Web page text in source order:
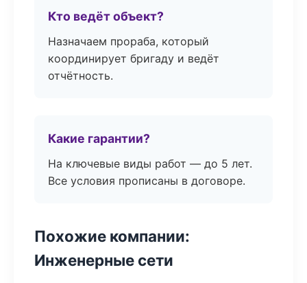
Кто ведёт объект?
Назначаем прораба, который
координирует бригаду и ведёт
отчётность.
Какие гарантии?
На ключевые виды работ — до 5 лет.
Все условия прописаны в договоре.
Похожие компании:
Инженерные сети